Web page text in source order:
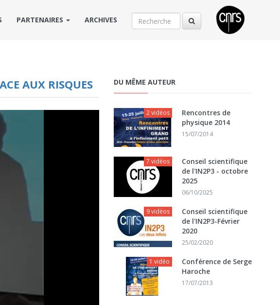
PARTENAIRES ARCHIVES
AUX RISQUES DU MÊME AUTEUR
2 vidéos
Rencontres de
physique 2014
15/07/2014
7 vidéos
Conseil scientifique
de l'IN2P3 - octobre
2025
06/10/2025
9 vidéos
Conseil scientifique
de l'IN2P3-Février
2020
25/02/2020
1 vidéo
Conférence de Serge
Haroche
17/07/2013